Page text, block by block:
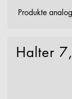
Produkte analog
Halter